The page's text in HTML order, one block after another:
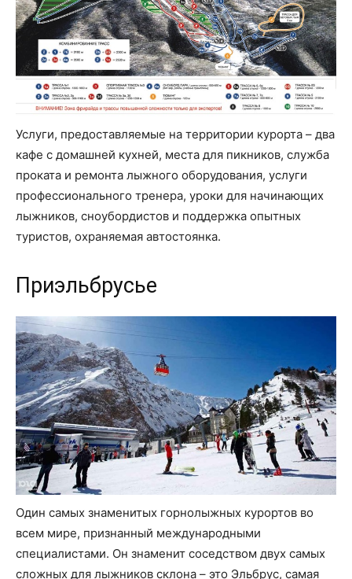
Услуги, предоставляемые на территории курорта – два
кафе с домашней кухней, места для пикников, служба
проката и ремонта лыжного оборудования, услуги
профессионального тренера, уроки для начинающих
лыжников, сноубордистов и поддержка опытных
туристов, охраняемая автостоянка.
Приэльбрусье
Один самых знаменитых горнолыжных курортов во
всем мире, признанный международными
специалистами. Он знаменит соседством двух самых
сложных для лыжников склона – это Эльбрус, самая